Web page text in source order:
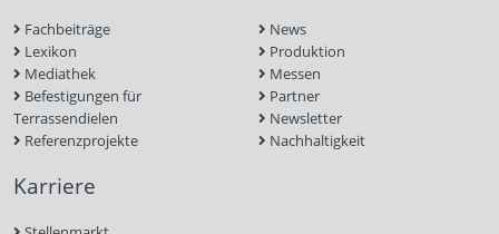
Fachbeiträge
Lexikon
Mediathek
Befestigungen für
Terrassendielen
Referenzprojekte
News
Produktion
Messen
Partner
Newsletter
Nachhaltigkeit
Karriere